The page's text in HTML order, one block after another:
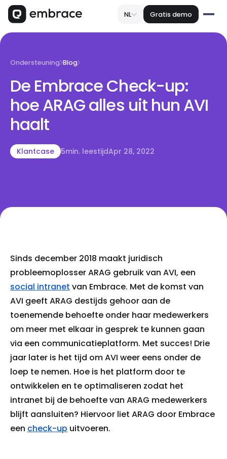
NL Gratis demo
Ondersteuning Blog
De Embrace Check-up:
hoe ARAG alles uit hun AVI
haalt
Klantcase 5min. leestijdApr 28, 2022
Sinds december 2018 maakt juridisch
probleemoplosser ARAG gebruik van AVI, een
social intranet van Embrace. Met de komst van
AVI geeft ARAG destijds gehoor aan de
toenemende behoefte onder haar medewerkers
om meer met elkaar in gesprek te kunnen gaan
via een communicatieplatform. Met succes! Drie
jaar later is het tijd om AVI weer eens onder de
loep te nemen. Hoe is het platform door te
ontwikkelen en te optimaliseren zodat het
intranet bij de behoefte van ARAG medewerkers
blijft aansluiten? Hiervoor liet ARAG door Embrace
een check-up uitvoeren.